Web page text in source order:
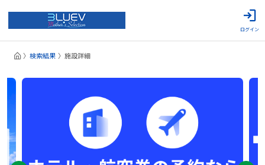
ログイン
検索結果 施設詳細